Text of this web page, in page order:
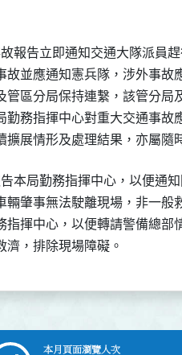
報告立即通知交通大隊派員
故並應通知憲兵隊，涉外事故
管區分局保持連繫，該管分
勤務指揮中心對重大交通事
本局勤務指揮中心，以便通
輛肇事無法駛離現場，非一
指揮中心，以便轉請警備總
本月頁面瀏覽人次